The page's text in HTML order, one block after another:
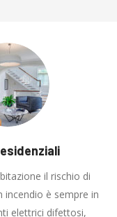
il rischio di
incendio è sempre in
elettrici difettosi,